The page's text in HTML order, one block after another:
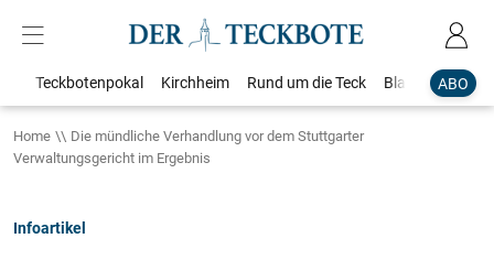
ABO
Teckbotenpokal Kirchheim Rund um die Teck Blaulicht
Home
Die mündliche Verhandlung vor dem Stuttgarter
Verwaltungsgericht im Ergebnis
Infoartikel